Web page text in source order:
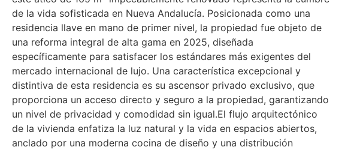
de la vida sofisticada en Nueva Andalucía. Posicionada como una
residencia llave en mano de primer nivel, la propiedad fue objeto de
una reforma integral de alta gama en 2025, diseñada
específicamente para satisfacer los estándares más exigentes del
mercado internacional de lujo. Una característica excepcional y
distintiva de esta residencia es su ascensor privado exclusivo, que
proporciona un acceso directo y seguro a la propiedad, garantizando
un nivel de privacidad y comodidad sin igual.El flujo arquitectónico
de la vivienda enfatiza la luz natural y la vida en espacios abiertos,
anclado por una moderna cocina de diseño y una distribución